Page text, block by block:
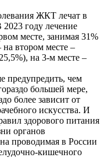
ЖКТ лечат в
2023 году лечение
месте, занимая 31%
втором месте –
на 3-м месте –
предупредить, чем
большей мере,
более зависит от
искусства. И
здорового питания
органов
проводимая в России
кишечного